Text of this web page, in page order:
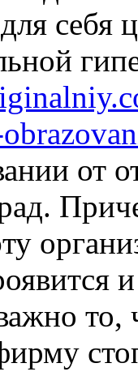
себя
от
то,